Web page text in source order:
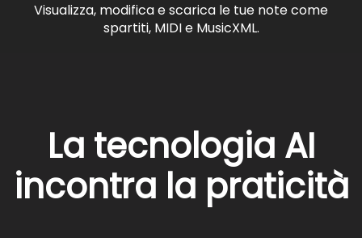
Visualizza, modifica e scarica le tue note come
spartiti, MIDI e MusicXML.
La tecnologia AI
incontra la praticità